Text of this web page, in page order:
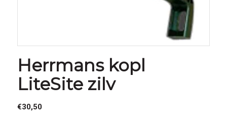
Herrmans kopl
LiteSite zilv
€30,50